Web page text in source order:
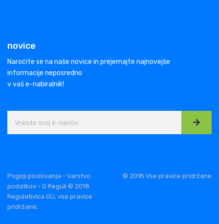
novice
Naročite se na naše novice in prejemajte najnovejše
informacije neposredno
v vaš e-nabiralnik!
Pogoji poslovanja - Varstvo
podatkov - O Reguli © 2018
Regulativica OÜ, vse pravice
pridržane.
© 2018 Vse pravice pridržane